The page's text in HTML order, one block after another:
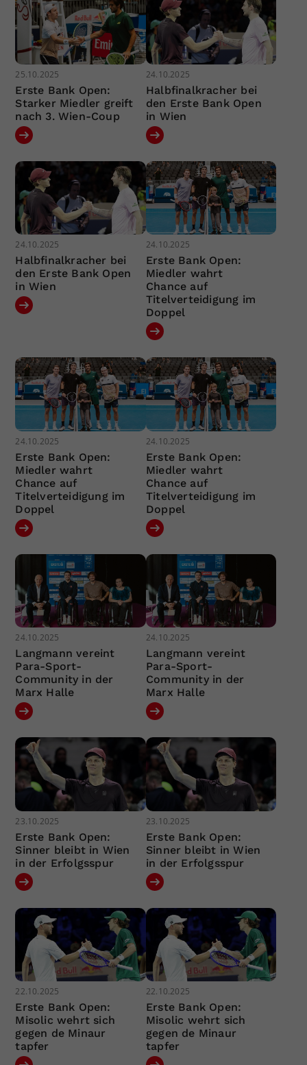
25.10.2025
Erste Bank Open:
Starker Miedler greift
nach 3. Wien-Coup
24.10.2025
Halbfinalkracher bei
den Erste Bank Open
in Wien
24.10.2025
Halbfinalkracher bei
den Erste Bank Open
in Wien
24.10.2025
Erste Bank Open:
Miedler wahrt
Chance auf
Titelverteidigung im
Doppel
24.10.2025
Erste Bank Open:
Miedler wahrt
Chance auf
Titelverteidigung im
Doppel
24.10.2025
Erste Bank Open:
Miedler wahrt
Chance auf
Titelverteidigung im
Doppel
24.10.2025
Langmann vereint
Para-Sport-
Community in der
Marx Halle
24.10.2025
Langmann vereint
Para-Sport-
Community in der
Marx Halle
23.10.2025
Erste Bank Open:
Sinner bleibt in Wien
in der Erfolgsspur
23.10.2025
Erste Bank Open:
Sinner bleibt in Wien
in der Erfolgsspur
22.10.2025
Erste Bank Open:
Misolic wehrt sich
gegen de Minaur
tapfer
22.10.2025
Erste Bank Open:
Misolic wehrt sich
gegen de Minaur
tapfer